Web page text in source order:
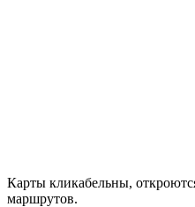
Карты кликабельны,
маршрутов.